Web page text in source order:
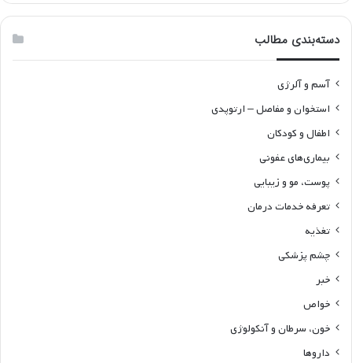
دسته‌بندی مطالب
آسم و آلرژی
استخوان و مفاصل – ارتوپدی
اطفال و کودکان
بیماری‌های عفونی
پوست، مو و زیبایی
تعرفه خدمات درمان
تغذیه
چشم پزشکی
خبر
خواص
خون، سرطان و آنکولوژی
داروها